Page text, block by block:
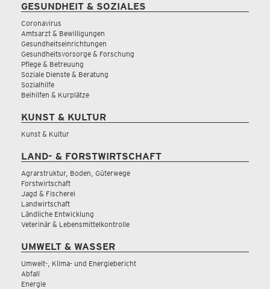
GESUNDHEIT & SOZIALES
Coronavirus
Amtsarzt & Bewilligungen
Gesundheitseinrichtungen
Gesundheitsvorsorge & Forschung
Pflege & Betreuung
Soziale Dienste & Beratung
Sozialhilfe
Beihilfen & Kurplätze
KUNST & KULTUR
Kunst & Kultur
LAND- & FORSTWIRTSCHAFT
Agrarstruktur, Boden, Güterwege
Forstwirtschaft
Jagd & Fischerei
Landwirtschaft
Ländliche Entwicklung
Veterinär & Lebensmittelkontrolle
UMWELT & WASSER
Umwelt-, Klima- und Energiebericht
Abfall
Energie